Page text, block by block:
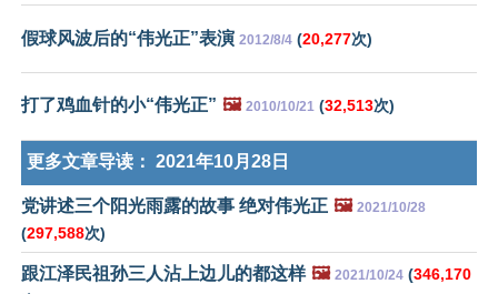
假球风波后的“伟光正”表演 2012/8/4 (20,277次)
打了鸡血针的小“伟光正” 🖼️ 2010/10/21 (32,513次)
更多文章导读： 2021年10月28日
党讲述三个阳光雨露的故事 绝对伟光正 🖼️ 2021/10/28
(297,588次)
跟江泽民祖孙三人沾上边儿的都这样 🖼️ 2021/10/24 (346,170